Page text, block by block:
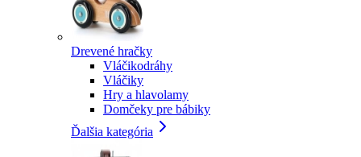
Drevené hračky
Vláčikodráhy
Vláčiky
Hry a hlavolamy
Domčeky pre bábiky
Ďalšia kategória